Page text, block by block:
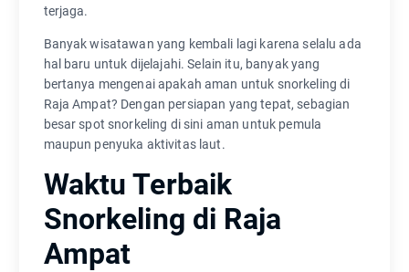
terjaga.
Banyak wisatawan yang kembali lagi karena selalu ada
hal baru untuk dijelajahi. Selain itu, banyak yang
bertanya mengenai apakah aman untuk snorkeling di
Raja Ampat? Dengan persiapan yang tepat, sebagian
besar spot snorkeling di sini aman untuk pemula
maupun penyuka aktivitas laut.
Waktu Terbaik
Snorkeling di Raja
Ampat